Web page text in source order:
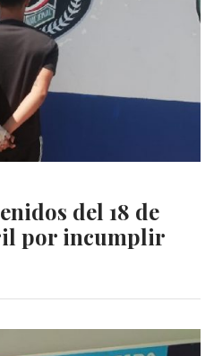
del 18 de
por incumplir